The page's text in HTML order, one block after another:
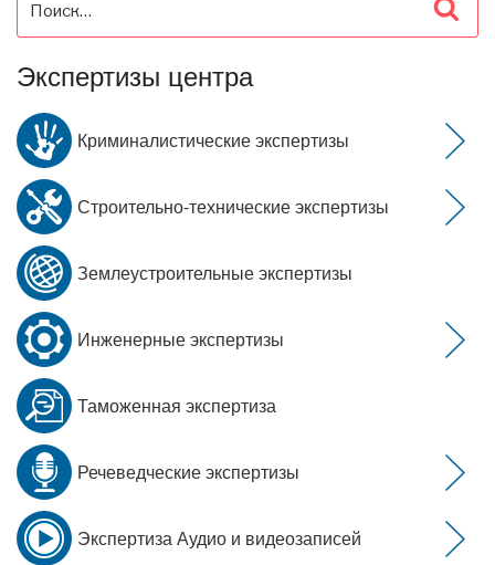
Экспертизы центра
Криминалистические экспертизы
Строительно-технические экспертизы
Землеустроительные экспертизы
Инженерные экспертизы
Таможенная экспертиза
Речеведческие экспертизы
Экспертиза Аудио и видеозаписей